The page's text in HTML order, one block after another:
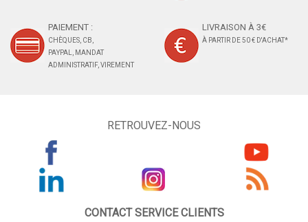
PAIEMENT :
CHÈQUES, CB,
PAYPAL, MANDAT
ADMINISTRATIF, VIREMENT
LIVRAISON À 3€
À PARTIR DE 50 € D'ACHAT*
RETROUVEZ-NOUS
CONTACT SERVICE CLIENTS